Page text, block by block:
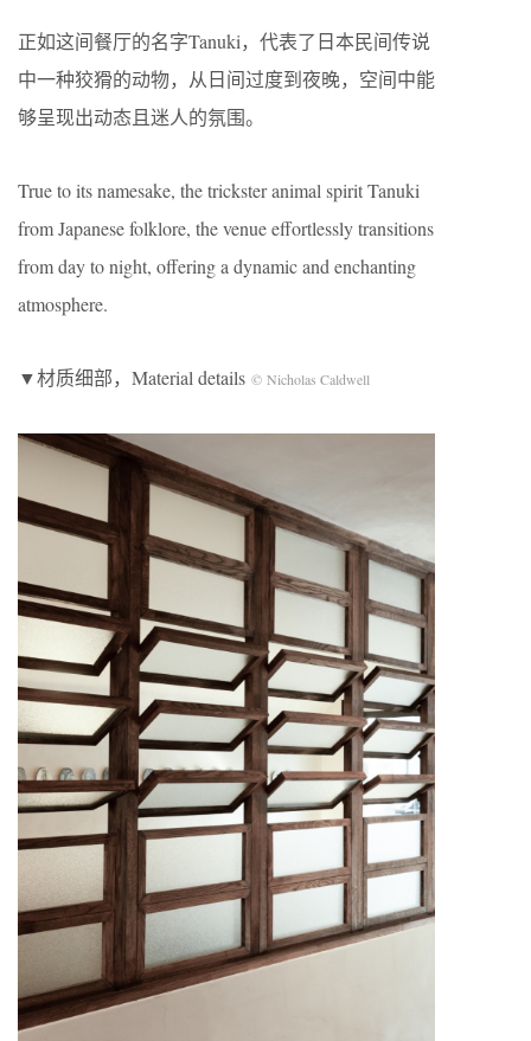
正如这间餐厅的名字Tanuki，代表了日本民间传说
中一种狡猾的动物，从日间过度到夜晚，空间中能
够呈现出动态且迷人的氛围。
True to its namesake, the trickster animal spirit Tanuki
from Japanese folklore, the venue effortlessly transitions
from day to night, offering a dynamic and enchanting
atmosphere.
▼材质细部，Material details © Nicholas Caldwell